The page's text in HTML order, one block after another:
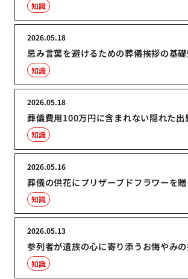
知識
忌み言葉を避けるための葬儀挨拶の基
2026.05.18
知識
葬儀費用100万円に含まれない隠れた出
2026.05.18
知識
葬儀の供花にプリザーブドフラワーを
2026.05.16
知識
参列者が遺族の心に寄り添うお悔やみ
2026.05.13
知識